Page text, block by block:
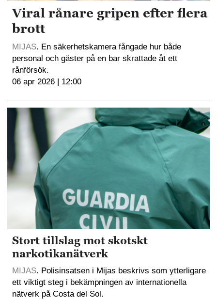
Viral rånare gripen efter flera
brott
MIJAS. En säkerhetskamera fångade hur både
personal och gäster på en bar skrattade åt ett
rånförsök.
06 apr 2026 | 12:00
Stort tillslag mot skotskt
narkotikanätverk
MIJAS. Polisinsatsen i Mijas beskrivs som ytterligare
ett viktigt steg i bekämpningen av internationella
nätverk på Costa del Sol.